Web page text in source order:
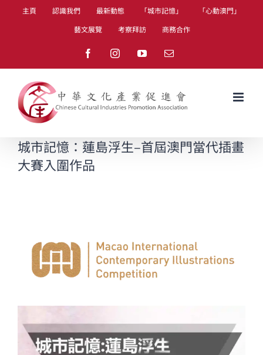
主頁 認識我們 最新動態 「城市記憶」
「心動澳門」
藝文展覽
考察拜訪 商務合作
FacebookInstagramYouTubeEmail
城市記憶：蓮島浮生–首屆澳門當代插畫
大賽入圍作品